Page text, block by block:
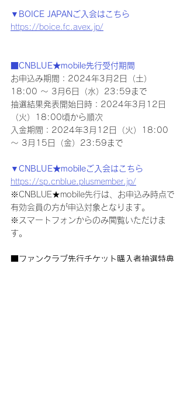
▼BOICE JAPANご入会はこちら
https://boice.fc.avex.jp/
■CNBLUE★mobile先行受付期間
お申込み期間：2024年3月2日（土）
18:00 ～ 3月6日（水）23:59まで
抽選結果発表開始日時：2024年3月12日
（火）18:00頃から順次
入金期間：2024年3月12日（火）18:00
～ 3月15日（金）23:59まで
▼CNBLUE★mobileご入会はこちら
https://sp.cnblue.plusmember.jp/
※CNBLUE★mobile先行は、お申込み時点で
有効会員の方が申込対象となります。
※スマートフォンからのみ閲覧いただけま
す。
■ファンクラブ先行チケット購入者抽選特典